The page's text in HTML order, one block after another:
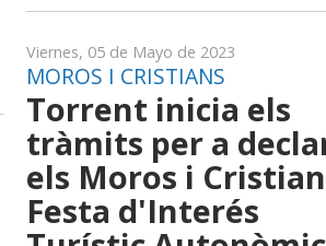
Viernes, 05 de Mayo de 2023
MOROS I CRISTIANS
Torrent inicia els
tràmits per a
els Moros i
Festa d'Interés